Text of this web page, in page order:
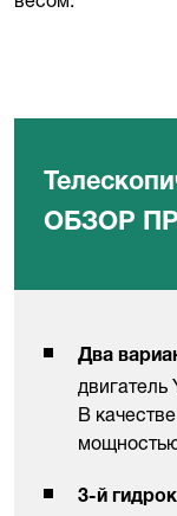
ОБЗОР
Два
В
3-й